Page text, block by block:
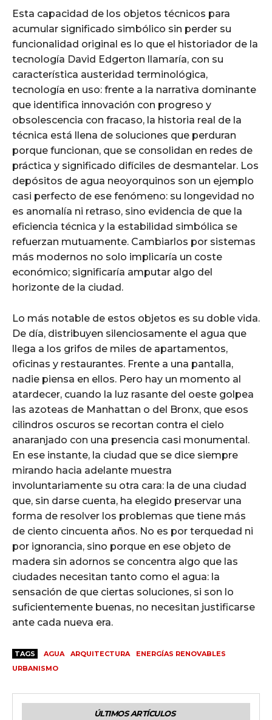
Esta capacidad de los objetos técnicos para
acumular significado simbólico sin perder su
funcionalidad original es lo que el historiador de la
tecnología David Edgerton llamaría, con su
característica austeridad terminológica,
tecnología en uso: frente a la narrativa dominante
que identifica innovación con progreso y
obsolescencia con fracaso, la historia real de la
técnica está llena de soluciones que perduran
porque funcionan, que se consolidan en redes de
práctica y significado difíciles de desmantelar. Los
depósitos de agua neoyorquinos son un ejemplo
casi perfecto de ese fenómeno: su longevidad no
es anomalía ni retraso, sino evidencia de que la
eficiencia técnica y la estabilidad simbólica se
refuerzan mutuamente. Cambiarlos por sistemas
más modernos no solo implicaría un coste
económico; significaría amputar algo del
horizonte de la ciudad.
Lo más notable de estos objetos es su doble vida.
De día, distribuyen silenciosamente el agua que
llega a los grifos de miles de apartamentos,
oficinas y restaurantes. Frente a una pantalla,
nadie piensa en ellos. Pero hay un momento al
atardecer, cuando la luz rasante del oeste golpea
las azoteas de Manhattan o del Bronx, que esos
cilindros oscuros se recortan contra el cielo
anaranjado con una presencia casi monumental.
En ese instante, la ciudad que se dice siempre
mirando hacia adelante muestra
involuntariamente su otra cara: la de una ciudad
que, sin darse cuenta, ha elegido preservar una
forma de resolver los problemas que tiene más
de ciento cincuenta años. No es por terquedad ni
por ignorancia, sino porque en ese objeto de
madera sin adornos se concentra algo que las
ciudades necesitan tanto como el agua: la
sensación de que ciertas soluciones, si son lo
suficientemente buenas, no necesitan justificarse
ante cada nueva era.
TAGS AGUA ARQUITECTURA
ENERGÍAS RENOVABLES
URBANISMO
ÚLTIMOS ARTÍCULOS